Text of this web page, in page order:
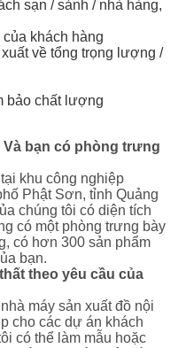
sạn / sảnh / nhà hàng,
của khách hàng
về tổng trọng lượng /
bảo chất lượng
Và bạn có phòng trưng
khu công nghiệp
Phật Sơn, tỉnh Quảng
chúng tôi có diện tích
có một phòng trưng bày
có hơn 300 sản phẩm
bạn.
theo yêu cầu của
máy sản xuất đồ nội
cho các dự án khách
có thể làm mẫu hoặc